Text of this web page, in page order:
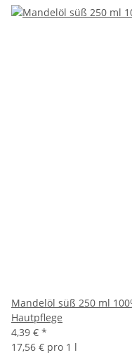
Mandelöl süß 250 ml
Hautpflege
4,39 € *
17,56 € pro 1 l